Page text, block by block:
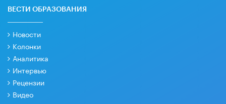
ВЕСТИ ОБРАЗОВАНИЯ
Новости
Колонки
Аналитика
Интервью
Рецензии
Видео